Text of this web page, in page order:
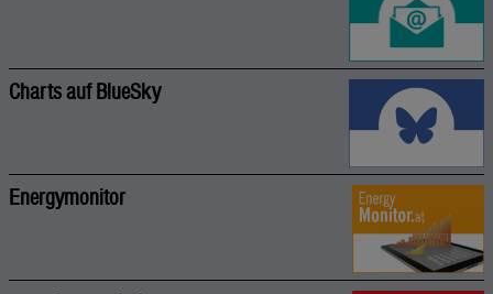
Charts auf BlueSky
Energymonitor